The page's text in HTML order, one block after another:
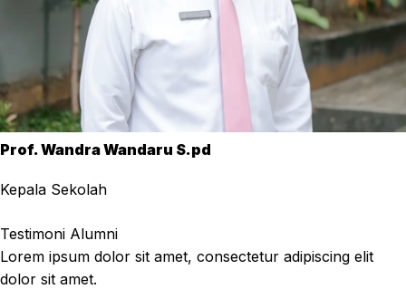
Prof. Wandra Wandaru S.pd
Kepala Sekolah
Testimoni Alumni
Lorem ipsum dolor sit amet, consectetur adipiscing elit
dolor sit amet.